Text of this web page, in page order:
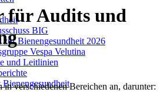
BIG
zur Bienengesundheit 2026
Vespa Velutina
und Leitlinien
für Audits und
in verschiedenen Bereichen an, darunter: